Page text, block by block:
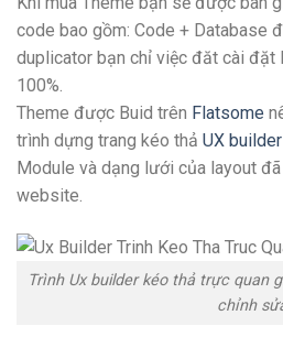
code bao gồm: Code + Database
duplicator bạn chỉ việc đăt cài đặt
100%.
Theme được Buid trên Flatsome
trình dựng trang kéo thả UX builder
Module và dạng lưới của layout
website.
Trình Ux builder kéo thả trực quan
chỉnh